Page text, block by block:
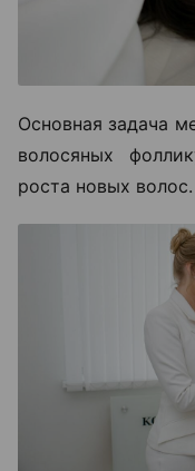
Основная задача
волосяных
роста новых волос.